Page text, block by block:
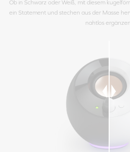
Ob in Schwarz oder Weiß, mit diesem
ein Statement und stechen aus der Masse
nahtlos